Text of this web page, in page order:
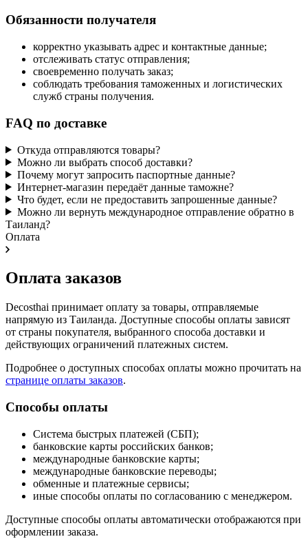
Обязанности получателя
корректно указывать адрес и контактные данные;
отслеживать статус отправления;
своевременно получать заказ;
соблюдать требования таможенных и логистических
служб страны получения.
FAQ по доставке
Откуда отправляются товары?
Можно ли выбрать способ доставки?
Почему могут запросить паспортные данные?
Интернет-магазин передаёт данные таможне?
Что будет, если не предоставить запрошенные данные?
Можно ли вернуть международное отправление обратно в
Таиланд?
Оплата
Оплата заказов
Decosthai принимает оплату за товары, отправляемые
напрямую из Таиланда. Доступные способы оплаты зависят
от страны покупателя, выбранного способа доставки и
действующих ограничений платежных систем.
Подробнее о доступных способах оплаты можно прочитать на
странице оплаты заказов.
Способы оплаты
Система быстрых платежей (СБП);
банковские карты российских банков;
международные банковские карты;
международные банковские переводы;
обменные и платежные сервисы;
иные способы оплаты по согласованию с менеджером.
Доступные способы оплаты автоматически отображаются при
оформлении заказа.